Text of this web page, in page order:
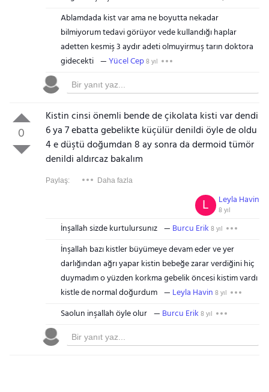
Ablamdada kist var ama ne boyutta nekadar
bilmiyorum tedavi görüyor vede kullandığı haplar
adetten kesmiş 3 aydır adeti olmuyirmuş tarın doktora
gidecekti
Yücel Cep8 yıl
0
Kistin cinsi önemli bende de çikolata kisti var dendi
6 ya 7 ebatta gebelikte küçülür denildi öyle de oldu
4 e düştü doğumdan 8 ay sonra da dermoid tümör
denildi aldırcaz bakalım
Paylaş: Daha fazla
Leyla Havin
8 yıl
L
İnşallah sizde kurtulursunız Burcu Erik 8 yıl
İnşallah bazı kistler büyümeye devam eder ve yer
darlığından ağrı yapar kistin bebeğe zarar verdiğini hiç
duymadım o yüzden korkma gebelik öncesi kistim vardı
kistle de normal doğurdum
Leyla Havin 8 yıl
Saolun inşallah öyle olur Burcu Erik 8 yıl